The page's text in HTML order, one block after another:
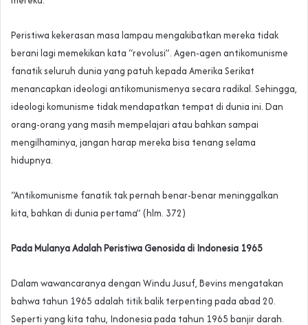
Peristiwa kekerasan masa lampau mengakibatkan mereka tidak
berani lagi memekikan kata “revolusi”. Agen-agen antikomunisme
fanatik seluruh dunia yang patuh kepada Amerika Serikat
menancapkan ideologi antikomunismenya secara radikal. Sehingga,
ideologi komunisme tidak mendapatkan tempat di dunia ini. Dan
orang-orang yang masih mempelajari atau bahkan sampai
mengilhaminya, jangan harap mereka bisa tenang selama
hidupnya.
“Antikomunisme fanatik tak pernah benar-benar meninggalkan
kita, bahkan di dunia pertama” (hlm. 372)
Pada Mulanya Adalah Peristiwa Genosida di Indonesia 1965
Dalam wawancaranya dengan Windu Jusuf, Bevins mengatakan
bahwa tahun 1965 adalah titik balik terpenting pada abad 20.
Seperti yang kita tahu, Indonesia pada tahun 1965 banjir darah.